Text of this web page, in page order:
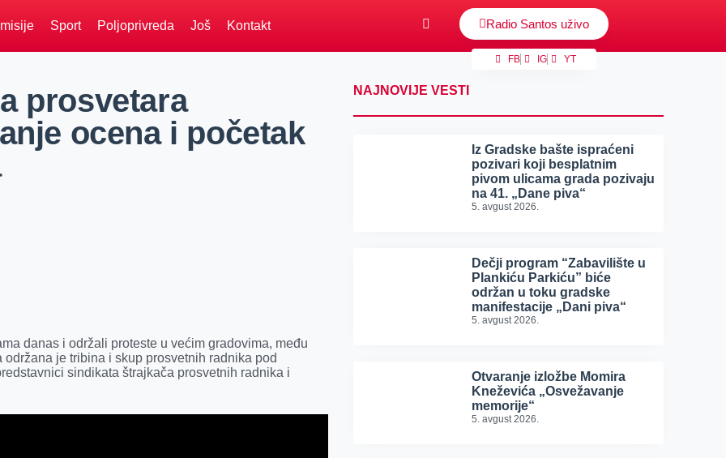
Sport Poljoprivreda Još Kontakt Radio Santos uživo
FB IG YT
prosvetara
ocena i početak
danas i održali proteste u većim gradovima, među
je tribina i skup prosvetnih radnika pod
sindikata štrajkača prosvetnih radnika i
NAJNOVIJE VESTI
Iz Gradske bašte ispraćeni
pozivari koji besplatnim
pivom ulicama grada pozivaju
na 41. „Dane piva“
5. avgust 2026.
Dečji program “Zabavilište u
Plankiću Parkiću” biće
održan u toku gradske
manifestacije „Dani piva“
5. avgust 2026.
Otvaranje izložbe Momira
Kneževića „Osvežavanje
memorije“
5. avgust 2026.